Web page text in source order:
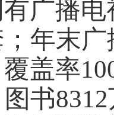
广播电
年末
盖率
书8312